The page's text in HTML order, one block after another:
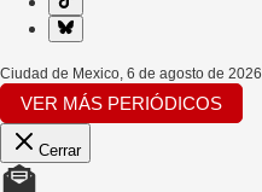
Ciudad de Mexico, 6 de agosto de 2026
VER MÁS PERIÓDICOS
Cerrar